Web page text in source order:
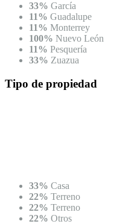
33% García
11% Guadalupe
11% Monterrey
100% Nuevo León
11% Pesquería
33% Zuazua
Tipo de propiedad
33% Casa
22% Terreno
22% Terreno
22% Otros